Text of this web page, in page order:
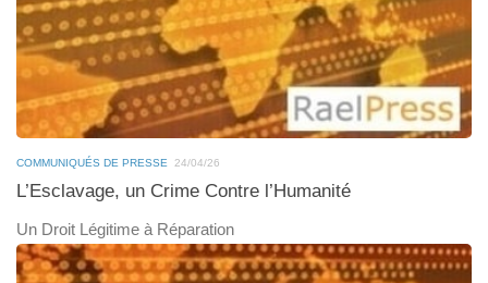
COMMUNIQUÉS DE PRESSE 24/04/26
L’Esclavage, un Crime Contre l’Humanité
Un Droit Légitime à Réparation